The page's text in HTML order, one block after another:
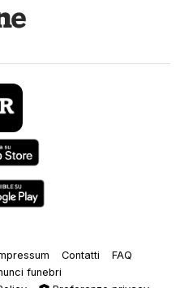
Contatti
FAQ
funebri